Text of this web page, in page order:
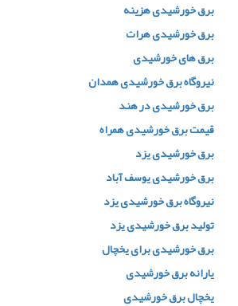
برق خورشیدی هزینه
برق خورشیدی هرات
برق های خورشیدی
نیروگاه برق خورشیدی همدان
برق خورشیدی در هند
قیمت برق خورشیدی همراه
برق خورشیدی یزد
برق خورشیدی یوسف آباد
نیروگاه برق خورشیدی یزد
تولید برق خورشیدی یزد
برق خورشیدی برای یخچال
یارانه برق خورشیدی
یخچال برق خورشیدی